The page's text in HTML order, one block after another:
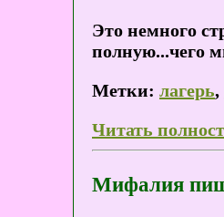
Это немного
полную...чего
Метки: лагерь,
Читать
Мифалия